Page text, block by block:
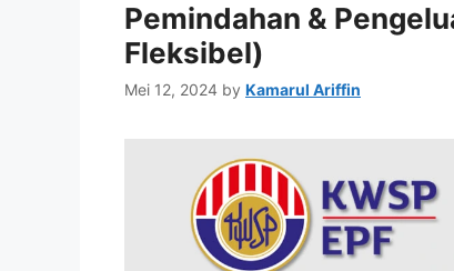
Pemindahan &
Fleksibel)
Mei 12, 2024 by Kamarul Ariffin